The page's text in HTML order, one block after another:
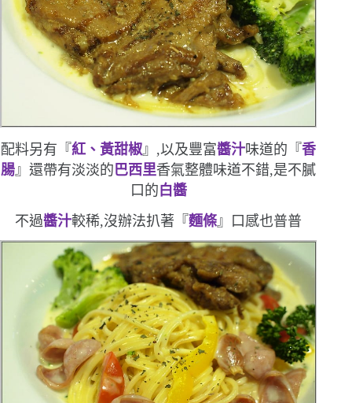
配料另有『紅、黃甜椒』,以及豐富醬汁味道的『香
腸』還帶有淡淡的巴西里香氣整體味道不錯,是不膩
口的 白醬
不過醬汁較稀,沒辦法扒著『麵條 』 口感也普普